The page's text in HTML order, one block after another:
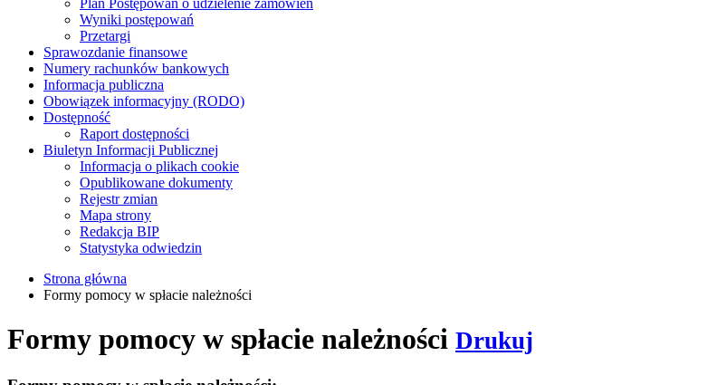
Plan Postępowań o udzielenie zamówień
Wyniki postępowań
Przetargi
Sprawozdanie finansowe
Numery rachunków bankowych
Informacja publiczna
Obowiązek informacyjny (RODO)
Dostępność
Raport dostępności
Biuletyn Informacji Publicznej
Informacja o plikach cookie
Opublikowane dokumenty
Rejestr zmian
Mapa strony
Redakcja BIP
Statystyka odwiedzin
Strona główna
Formy pomocy w spłacie należności
Formy pomocy w spłacie należności Drukuj